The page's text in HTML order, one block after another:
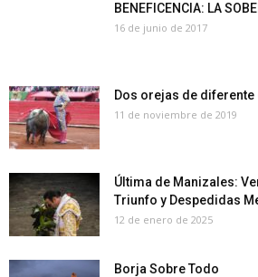
BENEFICENCIA: LA
16 de junio de 2017
Dos orejas de
11 de noviembre de 2019
Última de Manizales:
Triunfo y Despedidas
12 de enero de 2025
Borja Sobre Todo